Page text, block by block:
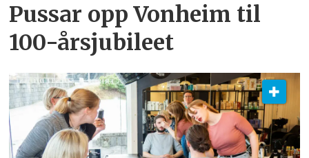
Pussar opp Vonheim til
100-årsjubileet